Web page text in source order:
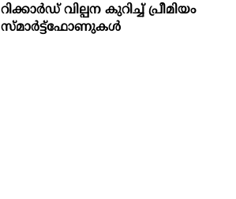
റിക്കാർഡ് വില്പന കുറിച്ച് പ്രീമിയം
സ്മാർട്ട്ഫോണുകൾ